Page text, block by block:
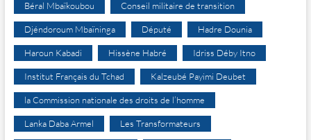
Béral Mbaïkoubou Conseil militaire de transition
Djéndoroum Mbaïninga Député Hadre Dounia
Haroun Kabadi Hissène Habré Idriss Déby Itno
Institut Français du Tchad Kalzeubé Payimi Deubet
la Commission nationale des droits de l’homme
Lanka Daba Armel Les Transformateurs